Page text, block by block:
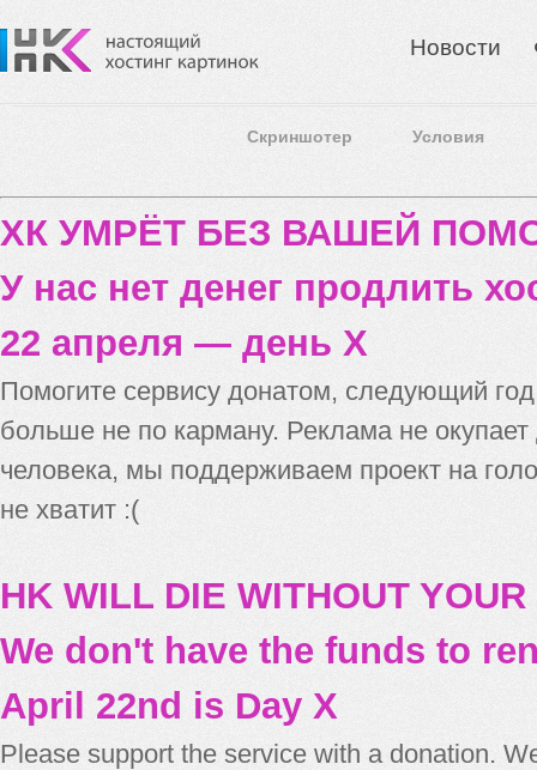
Новости
Скриншотер Условия
ХК УМРЁТ БЕЗ ВАШЕЙ
У нас нет денег продлить
22 апреля — день X
Помогите сервису донатом, следующий
больше не по карману. Реклама не
человека, мы поддерживаем проект на
не хватит :(
HK WILL DIE WITHOUT
We don't have the funds to
April 22nd is Day X
Please support the service with a donation.